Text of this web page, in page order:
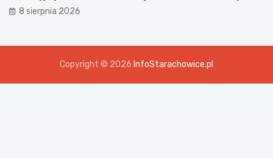
8 sierpnia 2026
Copyright © 2026 InfoStarachowice.pl